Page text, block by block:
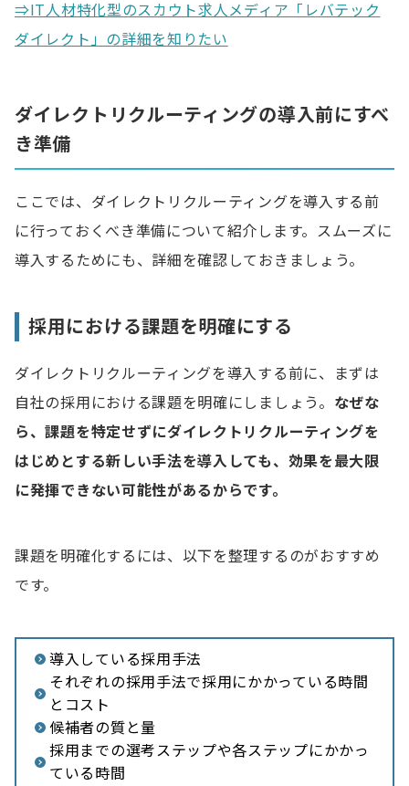
⇒IT人材特化型のスカウト求人メディア「レバテック
ダイレクト」の詳細を知りたい
ダイレクトリクルーティングの導入前にすべ
き準備
ここでは、ダイレクトリクルーティングを導入する前
に行っておくべき準備について紹介します。スムーズに
導入するためにも、詳細を確認しておきましょう。
採用における課題を明確にする
ダイレクトリクルーティングを導入する前に、まずは
自社の採用における課題を明確にしましょう。 なぜな
ら、課題を特定せずにダイレクトリクルーティングを
はじめとする新しい手法を導入しても、効果を最大限
に発揮できない可能性があるからです。
課題を明確化するには、以下を整理するのがおすすめ
です。
導入している採用手法
それぞれの採用手法で採用にかかっている時間
とコスト
候補者の質と量
採用までの選考ステップや各ステップにかかっ
ている時間